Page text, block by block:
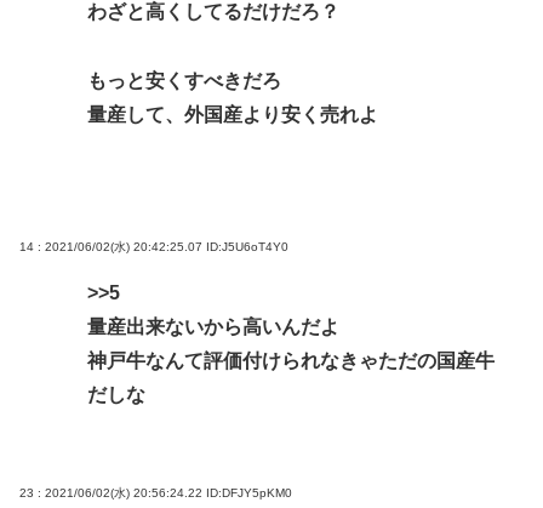
わざと高くしてるだけだろ？
もっと安くすべきだろ
量産して、外国産より安く売れよ
14 : 2021/06/02(水) 20:42:25.07 ID:J5U6oT4Y0
>>5
量産出来ないから高いんだよ
神戸牛なんて評価付けられなきゃただの国産牛
だしな
23 : 2021/06/02(水) 20:56:24.22 ID:DFJY5pKM0